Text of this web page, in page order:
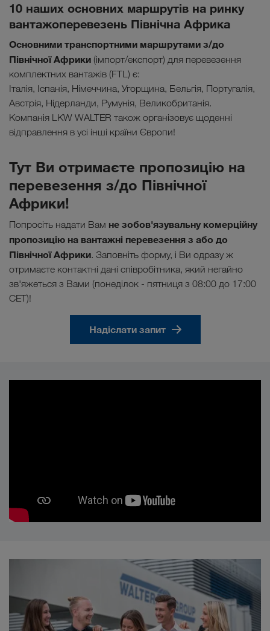
10 наших основних маршрутів на ринку
вантажоперевезень Північна Африка
Основними транспортними маршрутами з/до
Північної Африки (імпорт/експорт) для перевезення
комплектних вантажів (FTL) є:
Італія, Іспанія, Німеччина, Угорщина, Бельгія, Португалія,
Австрія, Нідерланди, Румунія, Великобританія.
Компанія LKW WALTER також організовує щоденні
відправлення в усі інші країни Європи!
Тут Ви отримаєте пропозицію на
перевезення з/до Північної
Африки!
Попросіть надати Вам не зобов'язувальну комерційну
пропозицію на вантажні перевезення з або до
Північної Африки. Заповніть форму, і Ви одразу ж
отримаєте контактні дані співробітника, який негайно
зв'яжеться з Вами (понедiлок - пятниця з 08:00 до 17:00
CET)!
Надіслати запит